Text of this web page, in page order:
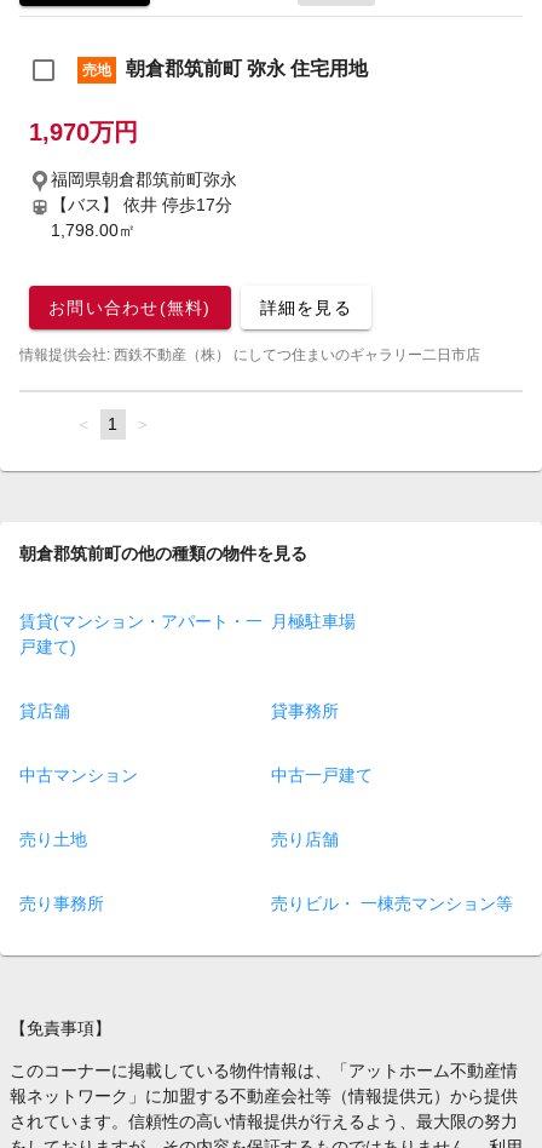
売地 朝倉郡筑前町 弥永 住宅用地
1,970万円
福岡県朝倉郡筑前町弥永
【バス】 依井 停歩17分
1,798.00㎡
お問い合わせ(無料) 詳細を見る
情報提供会社: 西鉄不動産（株） にしてつ住まいのギャラリー二日市店
page
You're
page
1 page
朝倉郡筑前町の他の種類の物件を見る
賃貸(マンション・アパート・一
戸建て)
月極駐車場
貸店舗 貸事務所
中古マンション 中古一戸建て
売り土地 売り店舗
売り事務所 売りビル・ 一棟売マンション等
【免責事項】
このコーナーに掲載している物件情報は、「アットホーム不動産情
報ネットワーク」に加盟する不動産会社等（情報提供元）から提供
されています。信頼性の高い情報提供が行えるよう、最大限の努力